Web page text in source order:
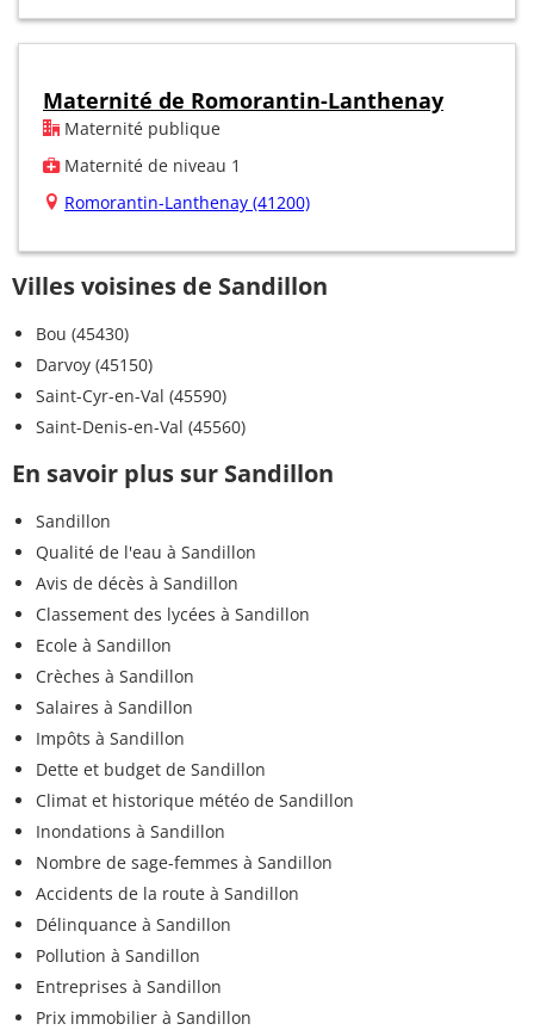
Maternité de Romorantin-Lanthenay
Maternité publique
Maternité de niveau 1
Romorantin-Lanthenay (41200)
Villes voisines de Sandillon
Bou (45430)
Darvoy (45150)
Saint-Cyr-en-Val (45590)
Saint-Denis-en-Val (45560)
En savoir plus sur Sandillon
Sandillon
Qualité de l'eau à Sandillon
Avis de décès à Sandillon
Classement des lycées à Sandillon
Ecole à Sandillon
Crèches à Sandillon
Salaires à Sandillon
Impôts à Sandillon
Dette et budget de Sandillon
Climat et historique météo de Sandillon
Inondations à Sandillon
Nombre de sage-femmes à Sandillon
Accidents de la route à Sandillon
Délinquance à Sandillon
Pollution à Sandillon
Entreprises à Sandillon
Prix immobilier à Sandillon